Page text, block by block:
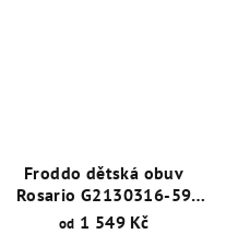
Froddo dětská obuv
Rosario G2130316-59
Coral
od 1 549 Kč